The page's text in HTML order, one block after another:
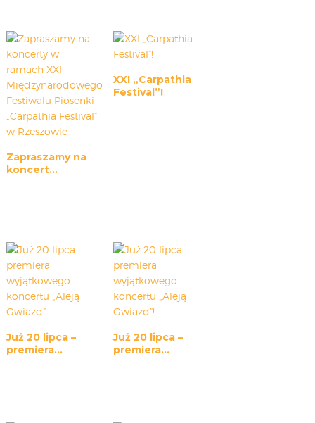
FESTIWAL PATRIOTYCZNY
WYDARZENIA
PŁYTY CD
MULTIMEDIA
MUZYKA
VIDEO
WARSZTATY
Zapraszamy na
koncert...
XXI „Carpathia
Festival”!
Już 20 lipca –
premiera...
Już 20 lipca –
premiera...